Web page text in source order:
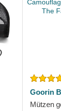
Goorin
Mützen